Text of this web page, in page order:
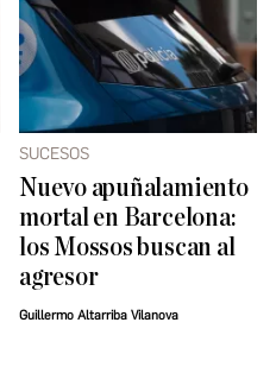
SUCESOS
Nuevo apuñalamiento
mortal en Barcelona:
los Mossos buscan al
agresor
Guillermo Altarriba Vilanova